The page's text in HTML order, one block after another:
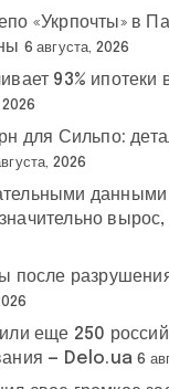
«Укрпочты» в
6 августа, 2026
93% ипотеки
2026
для Сильпо:
2026
после
еще 250
— Delo.ua 6